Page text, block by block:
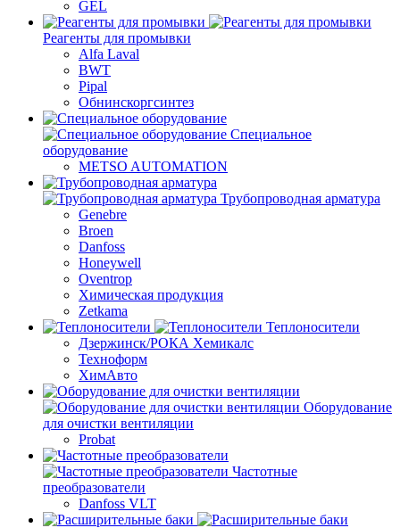
GEL
Реагенты для промывки
Alfa Laval
BWT
Pipal
Обнинскоргсинтез
Специальное
оборудование
METSO AUTOMATION
Трубопроводная арматура
Genebre
Broen
Danfoss
Honeywell
Oventrop
Химическая продукция
Zetkama
Теплоносители
Дзержинск/РОКА Хемикалс
Техноформ
ХимАвто
Оборудование
для очистки вентиляции
Probat
Частотные
преобразователи
Danfoss VLT